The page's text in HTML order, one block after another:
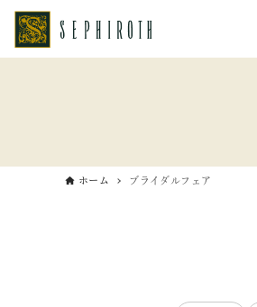
ホーム ブライダルフェア